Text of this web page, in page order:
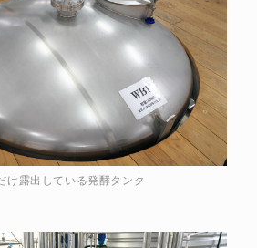
け露出している発酵タンク